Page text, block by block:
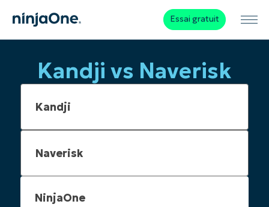
Essai gratuit
Kandji vs Naverisk
NinjaOne